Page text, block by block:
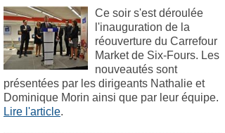
Ce soir s'est déroulée
l'inauguration de la
réouverture du Carrefour
Market de Six-Fours. Les
nouveautés sont
présentées par les dirigeants Nathalie et
Dominique Morin ainsi que par leur équipe.
Lire l'article.